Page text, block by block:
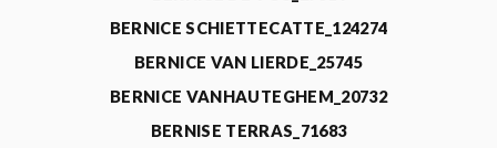
BERNICE SCHIETTECATTE_124274
BERNICE VAN LIERDE_25745
BERNICE VANHAUTEGHEM_20732
BERNISE TERRAS_71683